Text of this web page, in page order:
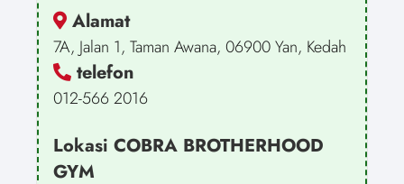
Alamat
7A, Jalan 1, Taman Awana, 06900 Yan, Kedah
telefon
012-566 2016
Lokasi COBRA BROTHERHOOD
GYM